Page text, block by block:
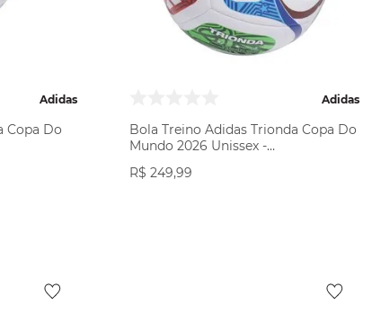
Adidas
Copa Do
Adidas
Bola Treino Adidas Trionda Copa Do
Mundo 2026 Unissex -
Branca/Multicolor
R$ 249,99